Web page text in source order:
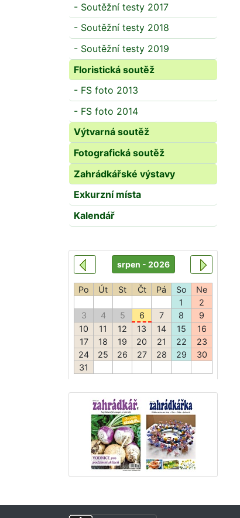
- Soutěžní testy 2017
- Soutěžní testy 2018
- Soutěžní testy 2019
Floristická soutěž
- FS foto 2013
- FS foto 2014
Výtvarná soutěž
Fotografická soutěž
Zahrádkářské výstavy
Exkurzní místa
Kalendář